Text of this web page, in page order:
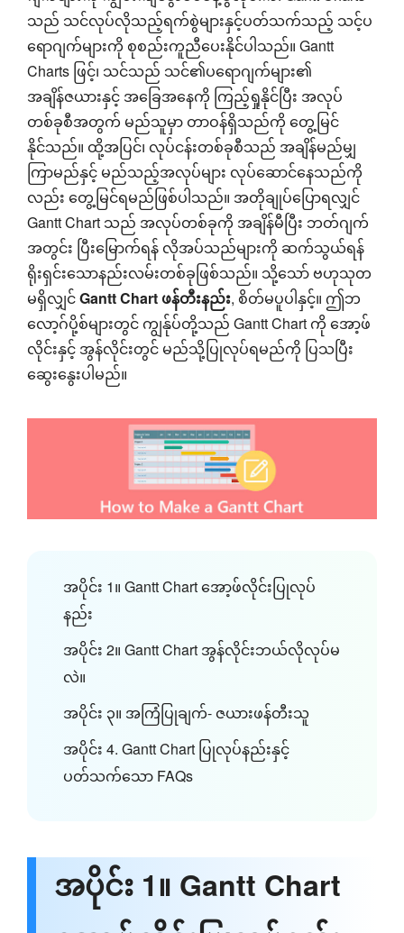
သည် သင်လုပ်လိုသည့်ရက်စွဲများနှင့်ပတ်သက်သည့် သင့်ပ
ရောဂျက်များကို စုစည်းကူညီပေးနိုင်ပါသည်။ Gantt
Charts ဖြင့်၊ သင်သည် သင်၏ပရောဂျက်များ၏
အချိန်ဇယားနှင့် အခြေအနေကို ကြည့်ရှုနိုင်ပြီး အလုပ်
တစ်ခုစီအတွက် မည်သူမှာ တာဝန်ရှိသည်ကို တွေ့မြင်
နိုင်သည်။ ထို့အပြင်၊ လုပ်ငန်းတစ်ခုစီသည် အချိန်မည်မျှ
ကြာမည်နှင့် မည်သည့်အလုပ်များ လုပ်ဆောင်နေသည်ကို
လည်း တွေ့မြင်ရမည်ဖြစ်ပါသည်။ အတိုချုပ်ပြောရလျှင်
Gantt Chart သည် အလုပ်တစ်ခုကို အချိန်မီပြီး ဘတ်ဂျက်
အတွင်း ပြီးမြောက်ရန် လိုအပ်သည်များကို ဆက်သွယ်ရန်
ရိုးရှင်းသောနည်းလမ်းတစ်ခုဖြစ်သည်။ သို့သော် ဗဟုသုတ
မရှိလျှင်Gantt Chart ဖန်တီးနည်း, စိတ်မပူပါနှင့်။ ဤဘ
လော့ဂ်ပို့စ်များတွင် ကျွန်ုပ်တို့သည် Gantt Chart ကို အော့ဖ်
လိုင်းနှင့် အွန်လိုင်းတွင် မည်သို့ပြုလုပ်ရမည်ကို ပြသပြီး
ဆွေးနွေးပါမည်။
အပိုင်း 1။ Gantt Chart အော့ဖ်လိုင်းပြုလုပ်
နည်း
အပိုင်း 2။ Gantt Chart အွန်လိုင်းဘယ်လိုလုပ်မ
လဲ။
အပိုင်း ၃။ အကြံပြုချက်- ဇယားဖန်တီးသူ
အပိုင်း 4. Gantt Chart ပြုလုပ်နည်းနှင့်
ပတ်သက်သော FAQs
အပိုင်း 1။ Gantt Chart